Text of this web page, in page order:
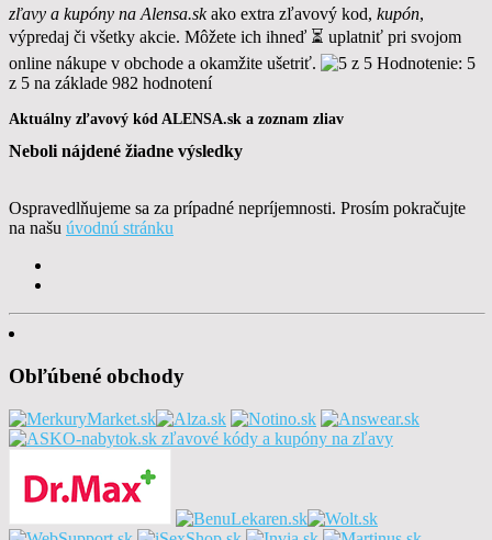
zľavy a kupóny na Alensa.skako extra zľavový kod, kupón,
výpredaj či všetky akcie. Môžete ich ihneď ⏳ uplatniť pri svojom
online nákupe v obchode a okamžite ušetriť.
Hodnotenie: 5
z 5 na základe 982 hodnotení
Aktuálny zľavový kód ALENSA.sk a zoznam zliav
Neboli nájdené žiadne výsledky
Ospravedlňujeme sa za prípadné nepríjemnosti. Prosím pokračujte
na našu úvodnú stránku
Obľúbené obchody